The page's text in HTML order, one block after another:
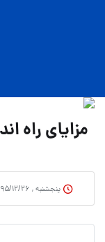
مزایای راه
پنجشنبه , ۱۳۹۵/۱۲/۲۶ ۱۴:۲۵